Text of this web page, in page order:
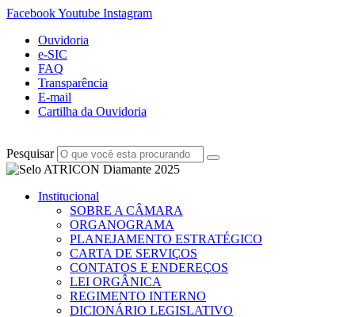
FacebookYoutube Instagram
Ouvidoria
e-SIC
FAQ
Transparência
E-mail
Cartilha da Ouvidoria
Pesquisar
Institucional
SOBRE A CÂMARA
ORGANOGRAMA
PLANEJAMENTO ESTRATÉGICO
CARTA DE SERVIÇOS
CONTATOS E ENDEREÇOS
LEI ORGÂNICA
REGIMENTO INTERNO
DICIONÁRIO LEGISLATIVO